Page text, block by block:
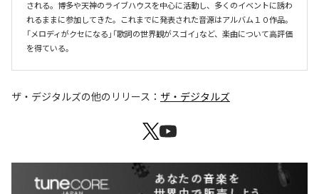
される。博多や天神のライブハウスを中心に活動し、多くのイベントに誘わ
れるままに参加してきた。これまでに発表された音源はアルバム１０作品。
「メロディがクセになる」「歌詞の世界観がスゴイ」など、楽曲について高評価
を得ている。
ザ・デジタルズの他のリリース： ザ・デジタルズ